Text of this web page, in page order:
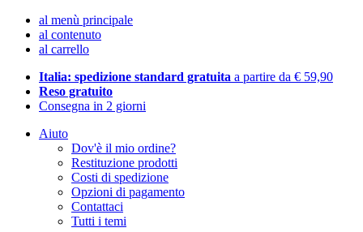
al menù principale
al contenuto
al carrello
Italia: spedizione standard gratuita a partire da € 59,90
Reso gratuito
Consegna in 2 giorni
Aiuto
Dov'è il mio ordine?
Restituzione prodotti
Costi di spedizione
Opzioni di pagamento
Contattaci
Tutti i temi